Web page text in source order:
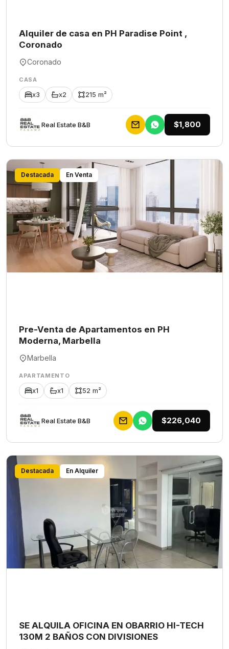
Alquiler de casa en PH Paradise Point ,
Coronado
Coronado
CASA
x3 x2 215 m²
Rеаl Еstаtе В&В $1,800
Destacada En Venta
Pre-Venta de Apartamentos en PH
Moderna, Marbella
Marbella
APARTAMENTO
x1 x1 52 m²
Rеаl Еstаtе В&В $226,040
Destacada En Alquiler
SE ALQUILA OFICINA EN OBARRIO HI-TECH
130M 2 BAÑOS CON DIVISIONES